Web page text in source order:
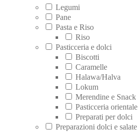
Legumi
Pane
Pasta e Riso
Riso
Pasticceria e dolci
Biscotti
Caramelle
Halawa/Halva
Lokum
Merendine e Snack
Pasticceria orientale
Preparati per dolci
Preparazioni dolci e salate